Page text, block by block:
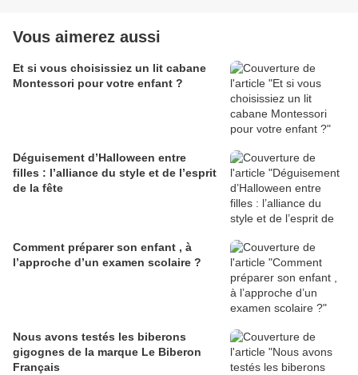
Vous aimerez aussi
Et si vous choisissiez un lit cabane
Montessori pour votre enfant ?
Déguisement d’Halloween entre
filles : l’alliance du style et de l’esprit
de la fête
Comment préparer son enfant , à
l’approche d’un examen scolaire ?
Nous avons testés les biberons
gigognes de la marque Le Biberon
Français